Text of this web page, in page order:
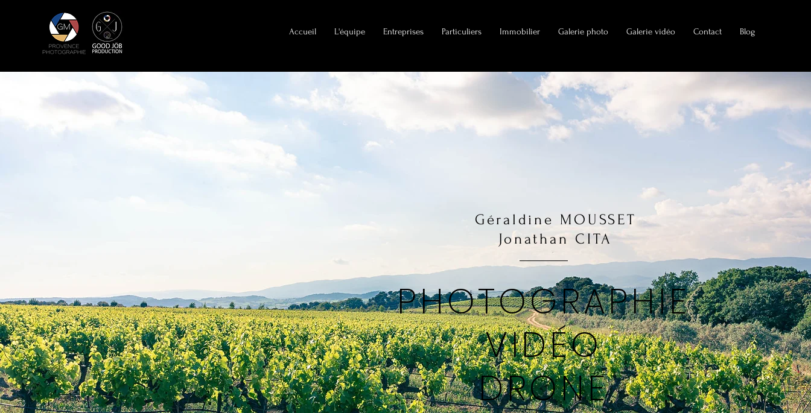
Accueil L'équipe Entreprises Particuliers Immobilier Galerie photo Galerie vidéo Contact Blog
Géraldine MOUSSET
Jonathan CITA
PHOTOGRAPHIE
VIDÉO
DRONE